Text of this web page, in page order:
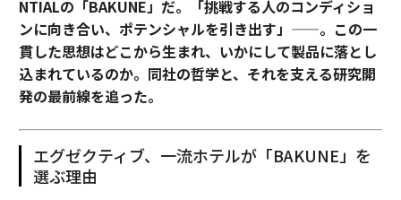
NTIALの「BAKUNE」だ。「挑戦する人のコンディショ
ンに向き合い、ポテンシャルを引き出す」——。この一
貫した思想はどこから生まれ、いかにして製品に落とし
込まれているのか。同社の哲学と、それを支える研究開
発の最前線を追った。
エグゼクティブ、一流ホテルが「BAKUNE」を
選ぶ理由